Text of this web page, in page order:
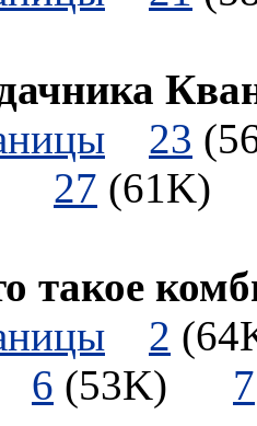
23
27
такое
2
6 (53K) 7